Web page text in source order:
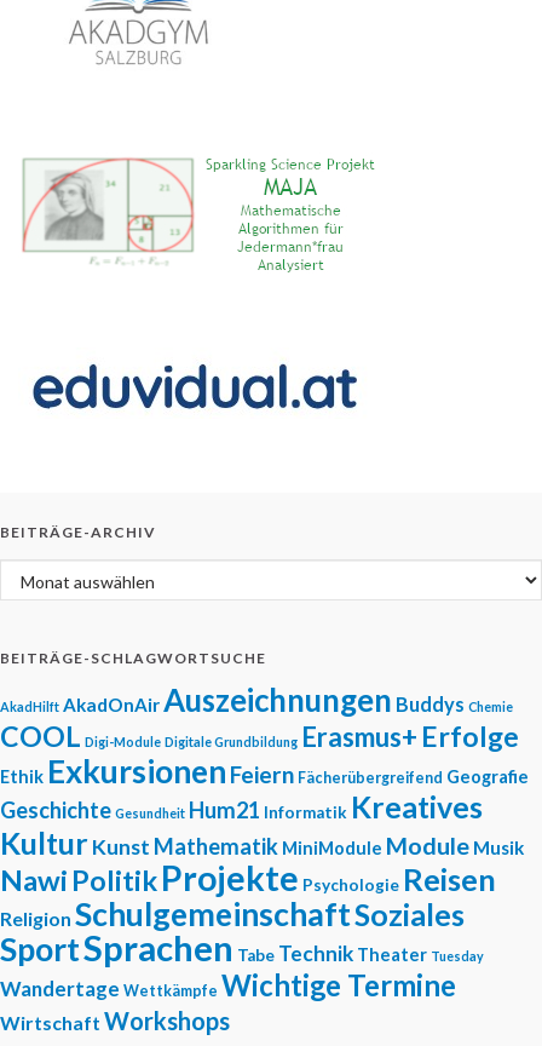
BEITRÄGE-ARCHIV
Beiträge-Archiv
BEITRÄGE-SCHLAGWORTSUCHE
AkadHilft AkadOnAir Auszeichnungen Buddys Chemie
COOL Digi-Module Digitale Grundbildung Erasmus+ Erfolge
Ethik Exkursionen Feiern Fächerübergreifend Geografie
Geschichte Gesundheit Hum21 Informatik Kreatives
KulturKunst Mathematik MiniModule Module Musik
Nawi PolitikProjekte Psychologie Reisen
Religion SchulgemeinschaftSoziales
SportSprachen Tabe Technik Theater Tuesday
Wandertage Wettkämpfe Wichtige Termine
Wirtschaft Workshops